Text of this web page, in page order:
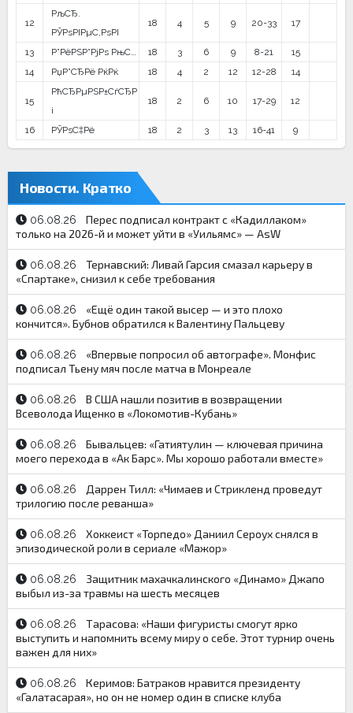
12
РљСЂ.
РЎРѕРІРµС‚РѕРІ
18 4 5 9 20-33 17
13 Р”РёРЅР°РјРѕ РњС… 18 3 6 9 8-21
15
14
РџР°СЂРё РќРќ 18 4 2 12 12-28 14
15
РћСЂРµРЅР±СѓСЂР
і
18 2 6 10 17-29 12
16 РЎРѕС‡Рё 18 2 3 13 16-41 9
Новости. Кратко
06.08.26
Перес подписал контракт с «Кадиллаком»
только на 2026-й и может уйти в «Уильямс» — AsW
06.08.26
Тернавский: Ливай Гарсия смазал карьеру в
«Спартаке», снизил к себе требования
06.08.26
«Ещё один такой высер — и это плохо
кончится». Бубнов обратился к Валентину Пальцеву
06.08.26
«Впервые попросил об автографе». Монфис
подписал Тьену мяч после матча в Монреале
06.08.26
В США нашли позитив в возвращении
Всеволода Ищенко в «Локомотив-Кубань»
06.08.26
Бывальцев: «Гатиятулин — ключевая причина
моего перехода в «Ак Барс». Мы хорошо работали вместе»
06.08.26
Даррен Тилл: «Чимаев и Стрикленд проведут
трилогию после реванша»
06.08.26
Хоккеист «Торпедо» Даниил Сероух снялся в
эпизодической роли в сериале «Мажор»
06.08.26
Защитник махачкалинского «Динамо» Джапо
выбыл из-за травмы на шесть месяцев
06.08.26
Тарасова: «Наши фигуристы смогут ярко
выступить и напомнить всему миру о себе. Этот турнир очень
важен для них»
06.08.26
Керимов: Батраков нравится президенту
«Галатасарая», но он не номер один в списке клуба